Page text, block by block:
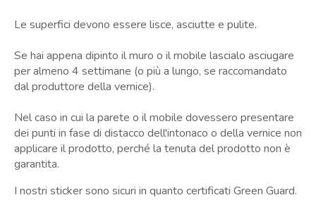
Le superfici devono essere lisce, asciutte e pulite.
Se hai appena dipinto il muro o il mobile lascialo asciugare
per almeno 4 settimane (o più a lungo, se raccomandato
dal produttore della vernice).
Nel caso in cui la parete o il mobile dovessero presentare
dei punti in fase di distacco dell'intonaco o della vernice non
applicare il prodotto, perché la tenuta del prodotto non è
garantita.
I nostri sticker sono sicuri in quanto certificati Green Guard.